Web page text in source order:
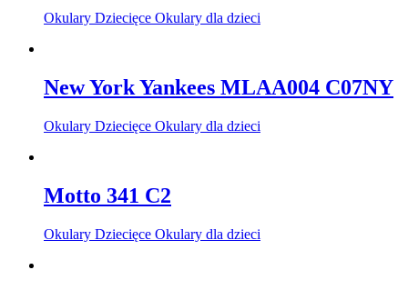
Okulary Dziecięce Okulary dla dzieci
New York Yankees MLAA004 C07NY
Okulary Dziecięce Okulary dla dzieci
Motto 341 C2
Okulary Dziecięce Okulary dla dzieci